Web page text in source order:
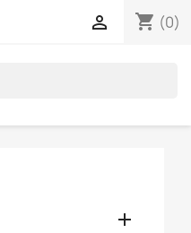
shopping_cart (0)

